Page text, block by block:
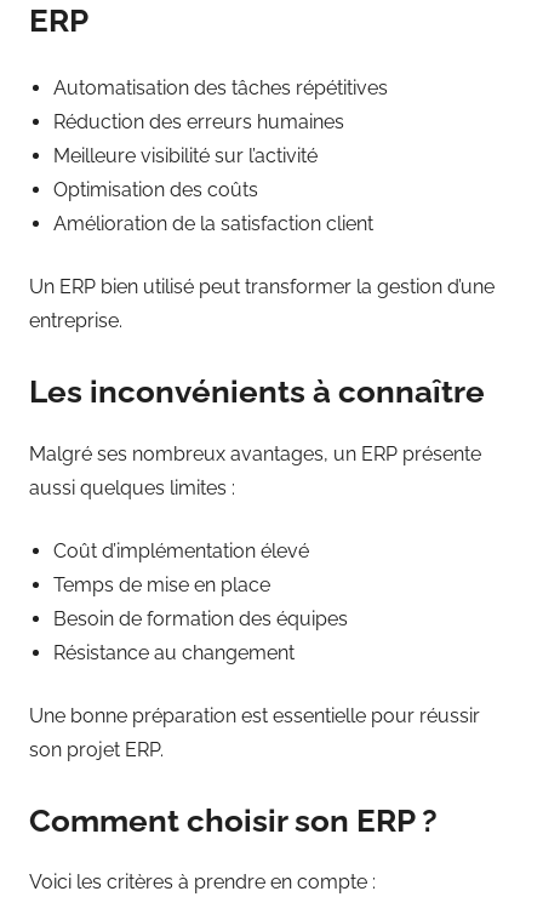
ERP
Automatisation des tâches répétitives
Réduction des erreurs humaines
Meilleure visibilité sur l’activité
Optimisation des coûts
Amélioration de la satisfaction client
Un ERP bien utilisé peut transformer la gestion d’une
entreprise.
Les inconvénients à connaître
Malgré ses nombreux avantages, un ERP présente
aussi quelques limites :
Coût d’implémentation élevé
Temps de mise en place
Besoin de formation des équipes
Résistance au changement
Une bonne préparation est essentielle pour réussir
son projet ERP.
Comment choisir son ERP ?
Voici les critères à prendre en compte :